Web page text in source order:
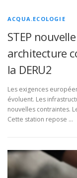
ACQUA.ECOLOGIE
STEP
architecture
la DERU2
Les exigences
évoluent. Les
nouvelles contraintes.
Cette station repose …